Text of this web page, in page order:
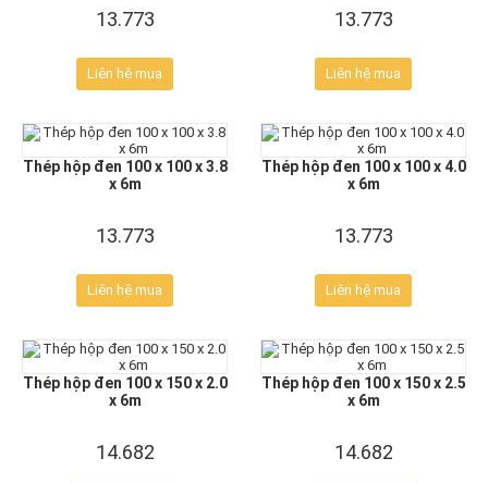
13.773
Liên hệ mua
13.773
Liên hệ mua
Thép hộp đen 100 x 100 x 3.8
x 6m
13.773
Liên hệ mua
Thép hộp đen 100 x 100 x 4.0
x 6m
13.773
Liên hệ mua
Thép hộp đen 100 x 150 x 2.0
x 6m
14.682
Thép hộp đen 100 x 150 x 2.5
x 6m
14.682